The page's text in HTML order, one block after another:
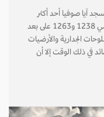
آيا صوفيا أحد أكثر
المباني التاريخية شهرة، والذي تم بناءه بين عامي 1238 و1263 على بعد
الجدارية والأرضيات
ذلك الوقت إلا أن